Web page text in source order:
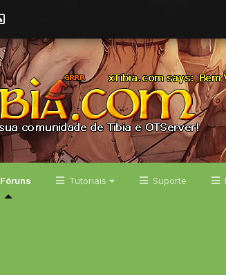
Fóruns Tutoriais Suporte